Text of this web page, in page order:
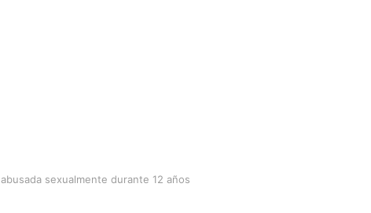
sexualmente durante 12 años